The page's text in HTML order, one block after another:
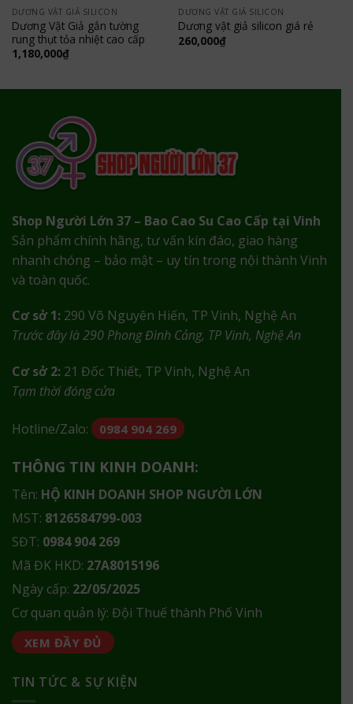
DƯƠNG VẬT GIẢ SILICON
Dương Vật Giả gắn tường
rung thụt tỏa nhiệt cao cấp
1,180,000₫
DƯƠNG VẬT GIẢ SILICON
Dương vật giả silicon giá rẻ
260,000₫
Shop Người Lớn 37 – Bao Cao Su Cao Cấp tại Vinh
Sản phẩm chính hãng, tư vấn kín đáo, giao hàng
nhanh chóng – bảo mật – uy tín trong nội thành Vinh
và toàn quốc.
Cơ sở 1: 290 Võ Nguyên Hiến, TP Vinh, Nghệ An
Trước đây là 290 Phong Đình Cảng, TP Vinh, Nghệ An
Cơ sở 2: 21 Đốc Thiết, TP Vinh, Nghệ An
Tạm thời đóng cửa
Hotline/Zalo: 0984 904 269
THÔNG TIN KINH DOANH:
Tên: HỘ KINH DOANH SHOP NGƯỜI LỚN
MST: 8126584799-003
SĐT: 0984 904 269
Mã ĐK HKD: 27A8015196
Ngày cấp: 22/05/2025
Cơ quan quản lý: Đội Thuế thành Phố Vinh
XEM ĐẦY ĐỦ
TIN TỨC & SỰ KIỆN